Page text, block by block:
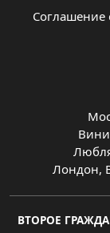
Соглашение
Лондон,
ВТОРОЕ